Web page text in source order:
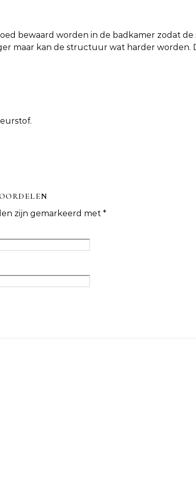
bewaard worden in de badkamer zodat
maar kan de structuur wat harder worden.
zijn gemarkeerd met *